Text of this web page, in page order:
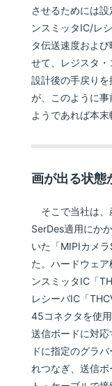
させるためには
ンスミッタIC/レ
タ伝送速度およ
せて、レジスタ・
設計後の手戻り
が、このように事
ようであれば本
画が出る状態
そこで当社は、
SerDes適用にか
いた「MIPIカメ
た。ハードウェ
ンスミッタIC「
レシーバIC「
45コネクタを使
送信ボードに対
ドに指定のグラ
れつなぎ、送信